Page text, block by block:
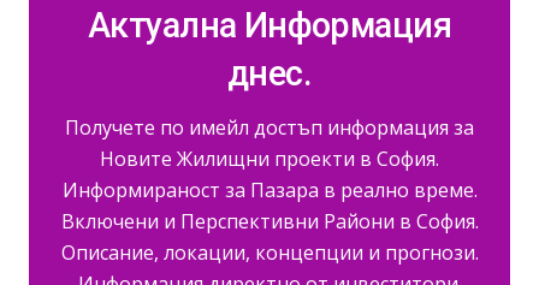
Актуална Информация
днес.
Получете по имейл достъп информация за
Новите Жилищни проекти в София.
Информираност за Пазара в реално време.
Включени и Перспективни Райони в София.
Описание, локации, концепции и прогнози.